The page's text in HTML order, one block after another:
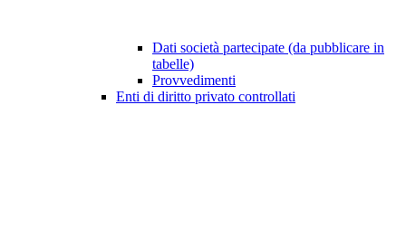
Dati società partecipate (da pubblicare in
tabelle)
Provvedimenti
Enti di diritto privato controllati